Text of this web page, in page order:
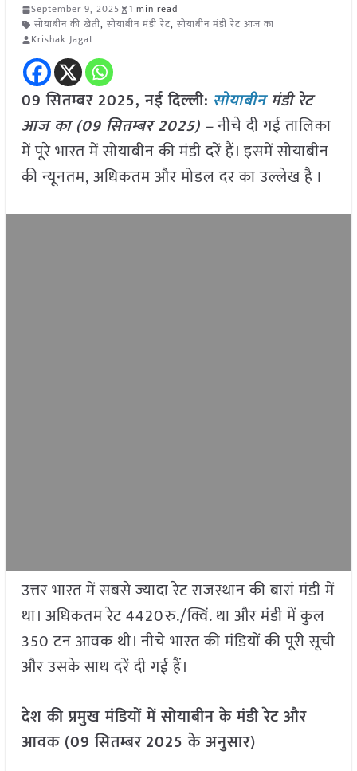
September 9, 2025
1 min read
सोयाबीन की खेती, सोयाबीन मंडी रेट, सोयाबीन मंडी रेट आज का
Krishak Jagat
09 सितम्बर 2025, नई दिल्ली: सोयाबीनमंडी रेट
आज का (09 सितम्बर 2025) –नीचे दी गई तालिका
में पूरे भारत में सोयाबीन की मंडी दरें हैं। इसमें सोयाबीन
की न्यूनतम, अधिकतम और मोडल दर का उल्लेख है I
उत्तर भारत में सबसे ज्यादा रेट राजस्थान की बारां मंडी में
था। अधिकतम रेट 4420रु./क्विं. था और मंडी में कुल
350 टन आवक थी। नीचे भारत की मंडियों की पूरी सूची
और उसके साथ दरें दी गई हैं।
देश की प्रमुख मंडियों में सोयाबीन के मंडी रेट और
आवक (09 सितम्बर2025 के अनुसार)